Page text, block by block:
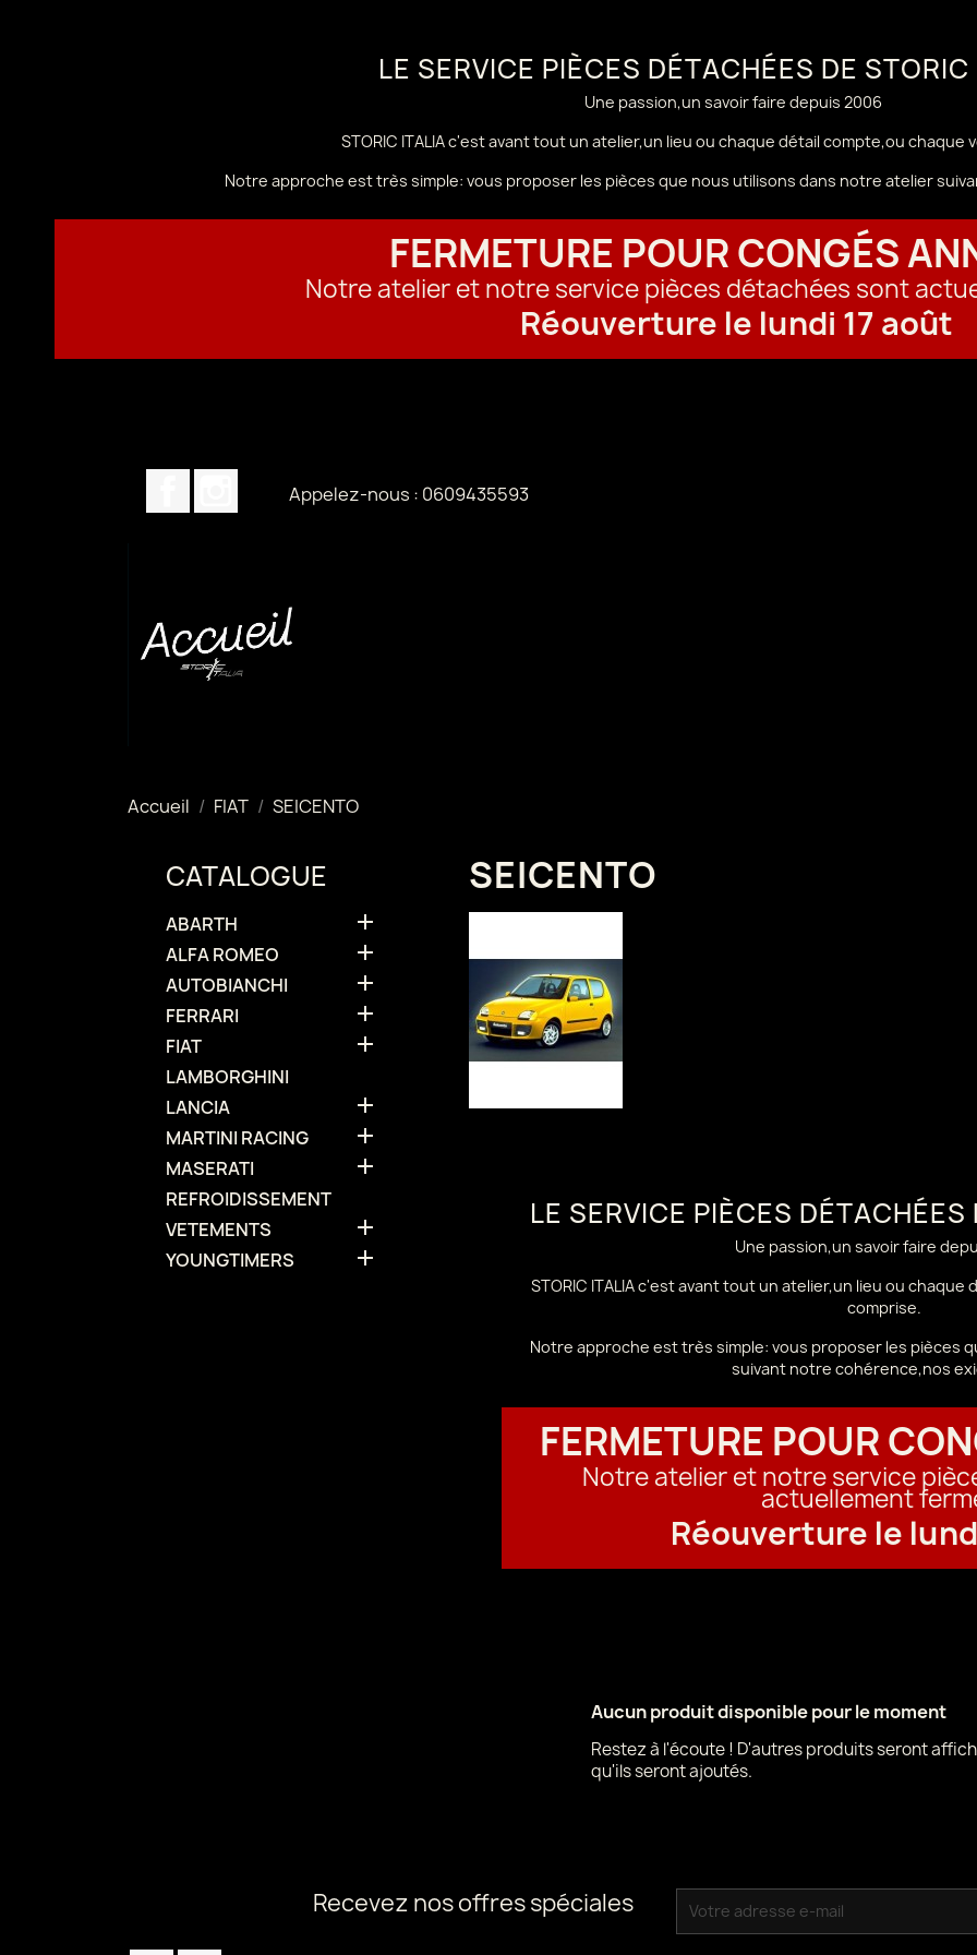
LE SERVICE PIÈCES DÉTACHÉES DE
Une passion,un savoir faire depuis 2006
STORIC ITALIA c'est avant tout un atelier,un lieu ou chaque détail compte,ou chaque
Notre approche est très simple: vous proposer les pièces que nous utilisons dans notre atelier
FERMETURE POUR CONGÉS
Notre atelier et notre service pièces détachées sont
Réouverture le lundi 17 août
Appelez-nous : 0609435593
Accueil FIAT SEICENTO
CATALOGUE
ABARTH 
ALFA ROMEO 
AUTOBIANCHI 
FERRARI 
FIAT 
LAMBORGHINI
LANCIA

MARTINI RACING 
MASERATI 
REFROIDISSEMENT
VETEMENTS

YOUNGTIMERS 
SEICENTO
LE SERVICE PIÈCES
Une passion,un savoir faire
STORIC ITALIA c'est avant tout un atelier,un lieu ou
comprise.
Notre approche est très simple: vous proposer les pièces
suivant notre cohérence,nos
FERMETURE POUR
Notre atelier et notre service
actuellement
Réouverture le
Aucun produit disponible pour le moment
Restez à l'écoute ! D'autres produits seront
qu'ils seront ajoutés.
Recevez nos offres spéciales